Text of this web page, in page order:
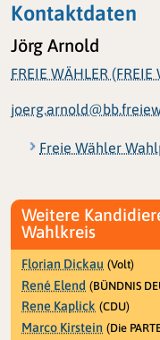
Kontaktdaten
Jörg Arnold
FREIE WÄHLER (FREIE
Freie Wähler
Weitere
Wahlkreis
Florian Dickau (Volt)
René Elend (BÜNDNIS
Rene Kaplick (CDU)
Marco Kirstein (Die